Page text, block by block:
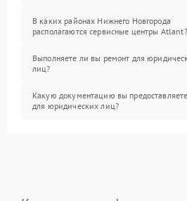
В каких районах Нижнего Новгорода
располагаются сервисные центры Atlant?
Выполняете ли вы ремонт для
лиц?
Какую документацию вы предоставляете
для юридических лиц?